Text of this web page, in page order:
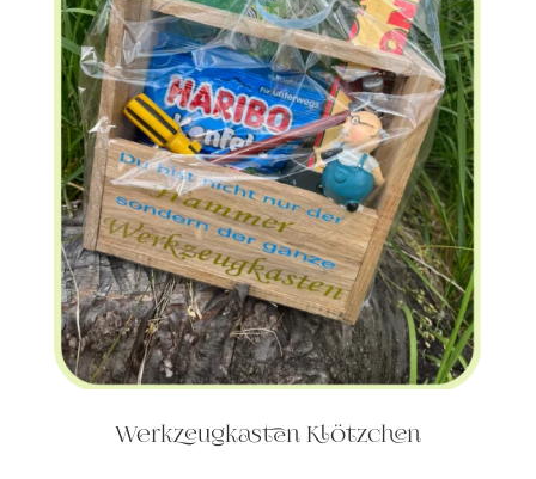
Werkzeugkasten Klötzchen